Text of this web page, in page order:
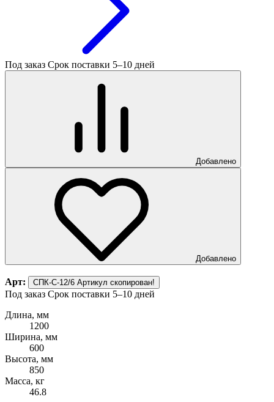
Под заказ Срок поставки 5–10 дней
Добавлено
Добавлено
Арт: СПК-С-12/6 Артикул скопирован!
Под заказ Срок поставки 5–10 дней
Длина, мм
1200
Ширина, мм
600
Высота, мм
850
Масса, кг
46.8